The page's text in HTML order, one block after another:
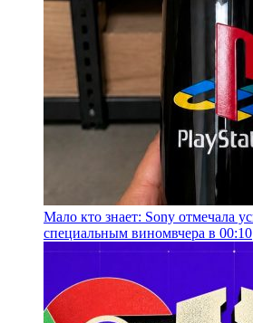
Мало кто знает: Sony отмечала
специальным виномвчера в 00:10